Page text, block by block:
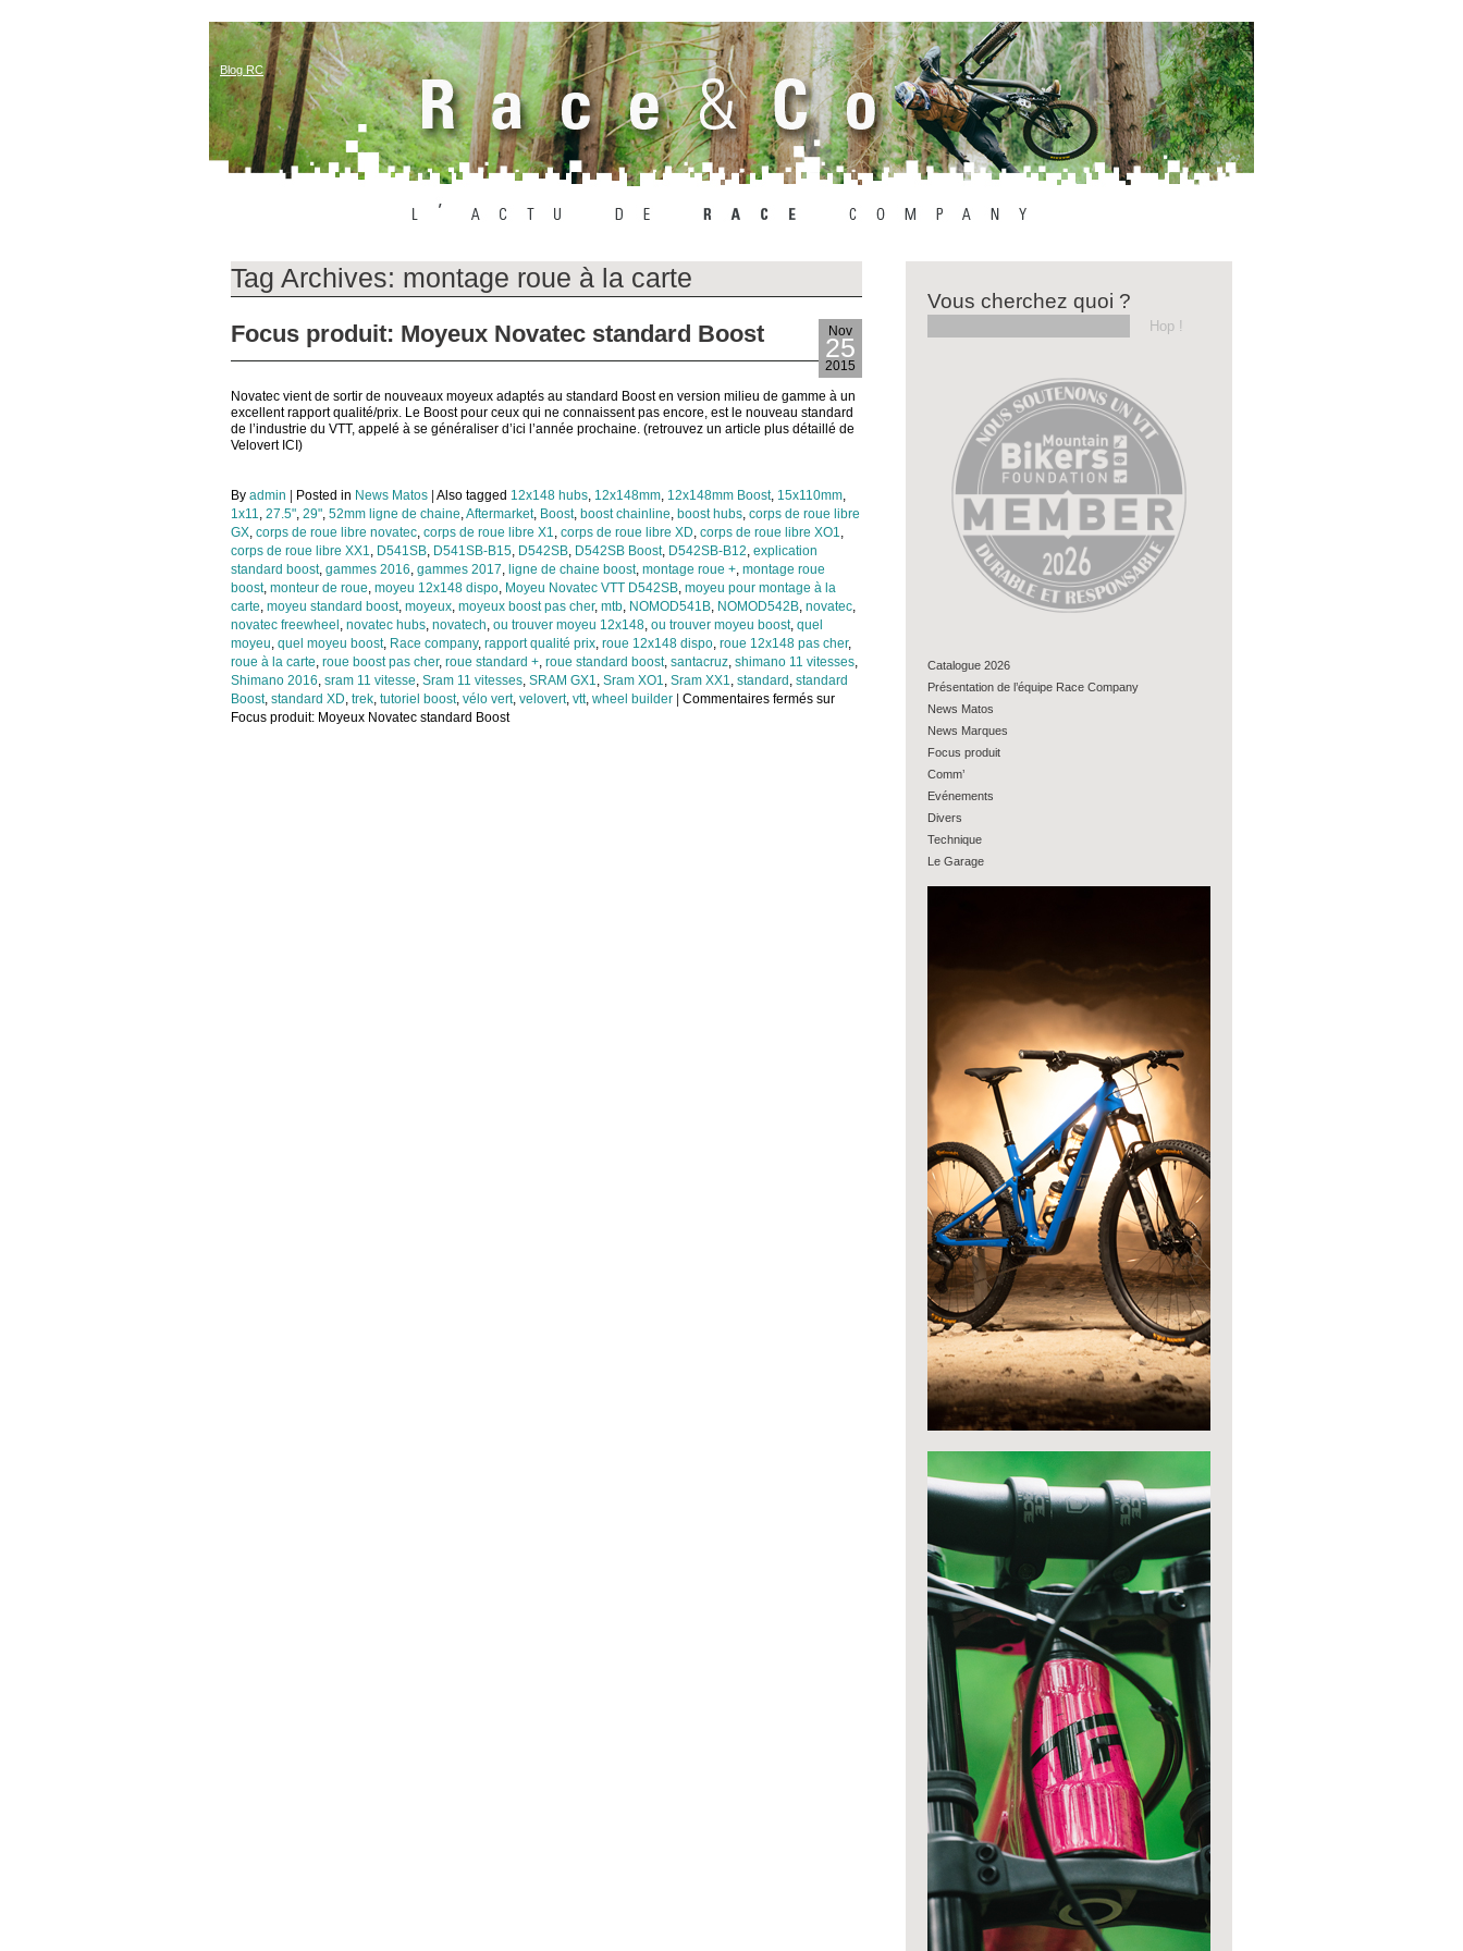
Blog RC
Tag Archives: montage roue à la carte
Nov
25
2015
Focus produit: Moyeux Novatec standard Boost
Novatec vient de sortir de nouveaux moyeux adaptés au standard Boost en version milieu de gamme à un
excellent rapport qualité/prix. Le Boost pour ceux qui ne connaissent pas encore, est le nouveau standard
de l’industrie du VTT, appelé à se généraliser d’ici l’année prochaine. (retrouvez un article plus détaillé de
Velovert ICI)
By admin Posted in News Matos Also tagged 12x148 hubs, 12x148mm, 12x148mm Boost, 15x110mm,
1x11, 27.5", 29", 52mm ligne de chaine,Aftermarket, Boost, boost chainline, boost hubs, corps de roue libre
GX, corps de roue libre novatec, corps de roue libre X1, corps de roue libre XD, corps de roue libre XO1,
corps de roue libre XX1, D541SB, D541SB-B15, D542SB, D542SB Boost, D542SB-B12, explication
standard boost, gammes 2016, gammes 2017, ligne de chaine boost, montage roue +, montage roue
boost, monteur de roue, moyeu 12x148 dispo, Moyeu Novatec VTT D542SB, moyeu pour montage à la
carte, moyeu standard boost, moyeux, moyeux boost pas cher, mtb, NOMOD541B, NOMOD542B, novatec,
novatec freewheel , novatec hubs, novatech, ou trouver moyeu 12x148, ou trouver moyeu boost, quel
moyeu, quel moyeu boost, Race company, rapport qualité prix, roue 12x148 dispo, roue 12x148 pas cher,
roue à la carte, roue boost pas cher, roue standard +, roue standard boost, santacruz, shimano 11 vitesses,
Shimano 2016, sram 11 vitesse, Sram 11 vitesses, SRAM GX1, Sram XO1, Sram XX1, standard , standard
Boost, standard XD, trek, tutoriel boost, vélo vert, velovert, vtt, wheel builder Commentaires fermés sur
Focus produit: Moyeux Novatec standard Boost
Vous cherchez quoi ?
Catalogue 2026
Présentation de l’équipe Race Company
News Matos
News Marques
Focus produit
Comm’
Evénements
Divers
Technique
Le Garage